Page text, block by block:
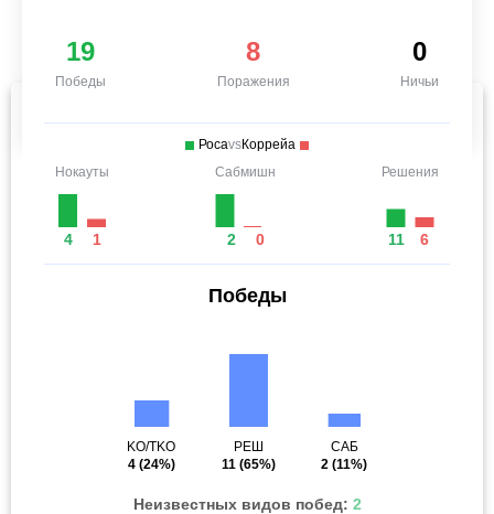
19
Победы
8
Поражения
0
Ничьи
РосаvsКоррейа
Нокауты
4 1
Сабмишн
2 0
Решения
11 6
Победы
KO/TKO
4(24%)
РЕШ
11(65%)
САБ
2 (11%)
Неизвестных видов побед: 2